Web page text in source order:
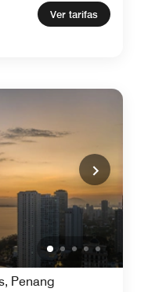
Ver tarifas
Penang